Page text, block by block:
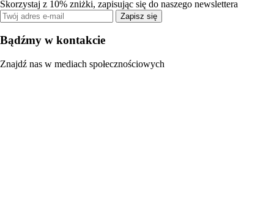
Skorzystaj z 10% zniżki, zapisując się do naszego newslettera
Zapisz się
Bądźmy w kontakcie
Znajdź nas w mediach społecznościowych